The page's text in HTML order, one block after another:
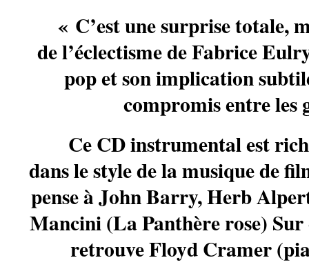
« C’est une surprise totale,
de l’éclectisme de Fabrice
pop et son implication
compromis entre les
Ce CD instrumental est
dans le style de la musique de
pense à John Barry, Herb
Mancini (La Panthère rose) Sur
retrouve Floyd Cramer